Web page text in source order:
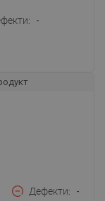
-
Дефекти -